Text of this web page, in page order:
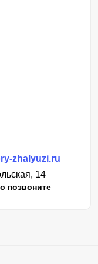
zhalyuzi.ru
14
позвоните